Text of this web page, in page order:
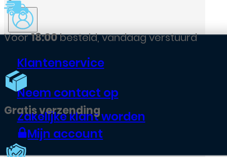
Klantenservice
Neem contact op
Zakelijke klant worden
Mijn account
verstuurd